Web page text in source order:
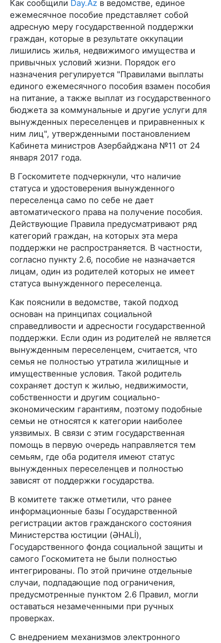
Как сообщили Day.Az в ведомстве, единое
ежемесячное пособие представляет собой
адресную меру государственной поддержки
граждан, которые в результате оккупации
лишились жилья, недвижимого имущества и
привычных условий жизни. Порядок его
назначения регулируется "Правилами выплаты
единого ежемесячного пособия взамен пособия
на питание, а также выплат из государственного
бюджета за коммунальные и другие услуги для
вынужденных переселенцев и приравненных к
ним лиц", утвержденными постановлением
Кабинета министров Азербайджана №11 от 24
января 2017 года.
В Госкомитете подчеркнули, что наличие
статуса и удостоверения вынужденного
переселенца само по себе не дает
автоматического права на получение пособия.
Действующие Правила предусматривают ряд
категорий граждан, на которых эта мера
поддержки не распространяется. В частности,
согласно пункту 2.6, пособие не назначается
лицам, один из родителей которых не имеет
статуса вынужденного переселенца.
Как пояснили в ведомстве, такой подход
основан на принципах социальной
справедливости и адресности государственной
поддержки. Если один из родителей не является
вынужденным переселенцем, считается, что
семья не полностью утратила жилищные и
имущественные условия. Такой родитель
сохраняет доступ к жилью, недвижимости,
собственности и другим социально-
экономическим гарантиям, поэтому подобные
семьи не относятся к категории наиболее
уязвимых. В связи с этим государственная
помощь в первую очередь направляется тем
семьям, где оба родителя имеют статус
вынужденных переселенцев и полностью
зависят от поддержки государства.
В комитете также отметили, что ранее
информационные базы Государственной
регистрации актов гражданского состояния
Министерства юстиции (ƏHALİ),
Государственного фонда социальной защиты и
самого Госкомитета не были полностью
интегрированы. По этой причине отдельные
случаи, подпадающие под ограничения,
предусмотренные пунктом 2.6 Правил, могли
оставаться незамеченными при ручных
проверках.
С внедрением механизмов электронного